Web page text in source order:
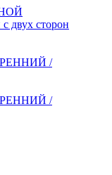
двух сторон
/
/